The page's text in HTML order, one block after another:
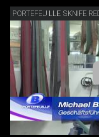
PORTEFEUILLE SKNIFE